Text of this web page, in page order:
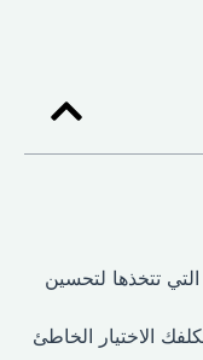
تتخذها لتحسين
الاختيار الخاطئ